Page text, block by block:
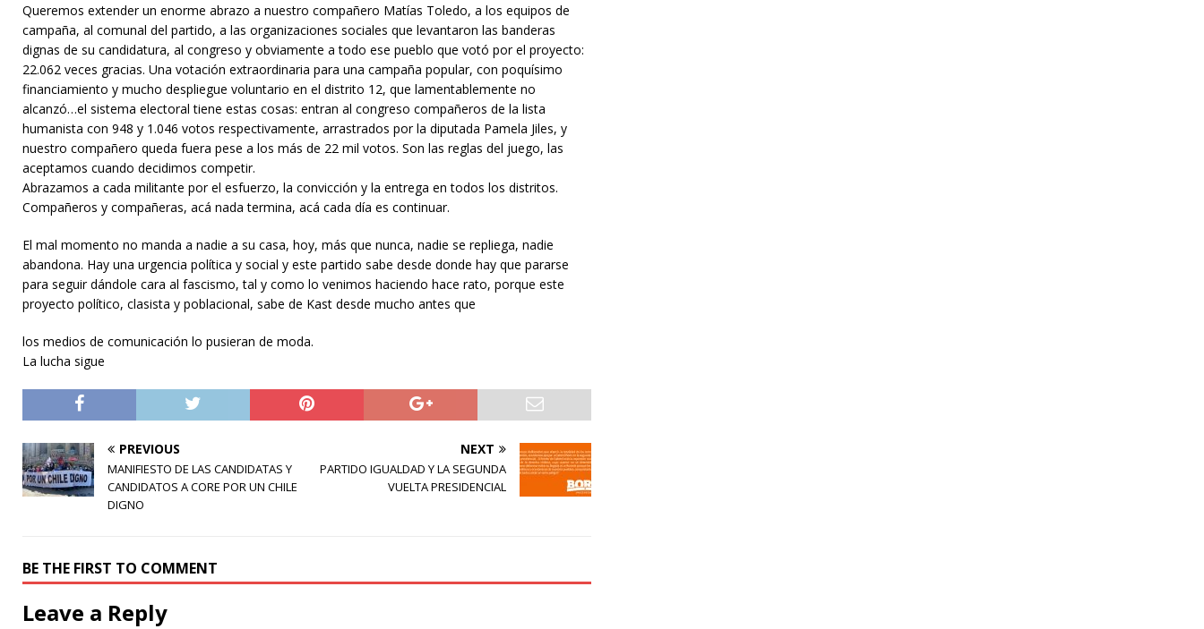
Queremos extender un enorme abrazo a nuestro compañero Matías Toledo, a los equipos de
campaña, al comunal del partido, a las organizaciones sociales que levantaron las banderas
dignas de su candidatura, al congreso y obviamente a todo ese pueblo que votó por el proyecto:
22.062 veces gracias. Una votación extraordinaria para una campaña popular, con poquísimo
financiamiento y mucho despliegue voluntario en el distrito 12, que lamentablemente no
alcanzó…el sistema electoral tiene estas cosas: entran al congreso compañeros de la lista
humanista con 948 y 1.046 votos respectivamente, arrastrados por la diputada Pamela Jiles, y
nuestro compañero queda fuera pese a los más de 22 mil votos. Son las reglas del juego, las
aceptamos cuando decidimos competir.
Abrazamos a cada militante por el esfuerzo, la convicción y la entrega en todos los distritos.
Compañeros y compañeras, acá nada termina, acá cada día es continuar.
El mal momento no manda a nadie a su casa, hoy, más que nunca, nadie se repliega, nadie
abandona. Hay una urgencia política y social y este partido sabe desde donde hay que pararse
para seguir dándole cara al fascismo, tal y como lo venimos haciendo hace rato, porque este
proyecto político, clasista y poblacional, sabe de Kast desde mucho antes que
los medios de comunicación lo pusieran de moda.
La lucha sigue
PREVIOUS
MANIFIESTO DE LAS CANDIDATAS Y
CANDIDATOS A CORE POR UN CHILE
DIGNO
NEXT
PARTIDO IGUALDAD Y LA SEGUNDA
VUELTA PRESIDENCIAL
BE THE FIRST TO COMMENT
Leave a Reply